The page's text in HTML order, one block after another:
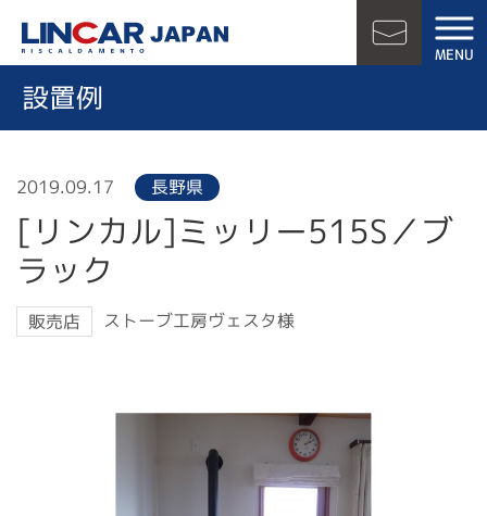
MENU
設置例
2019.09.17 長野県
[リンカル]ミッリー515S／ブ
ラック
販売店 ストーブ工房ヴェスタ様